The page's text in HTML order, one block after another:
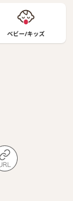
ベビー/キッズ